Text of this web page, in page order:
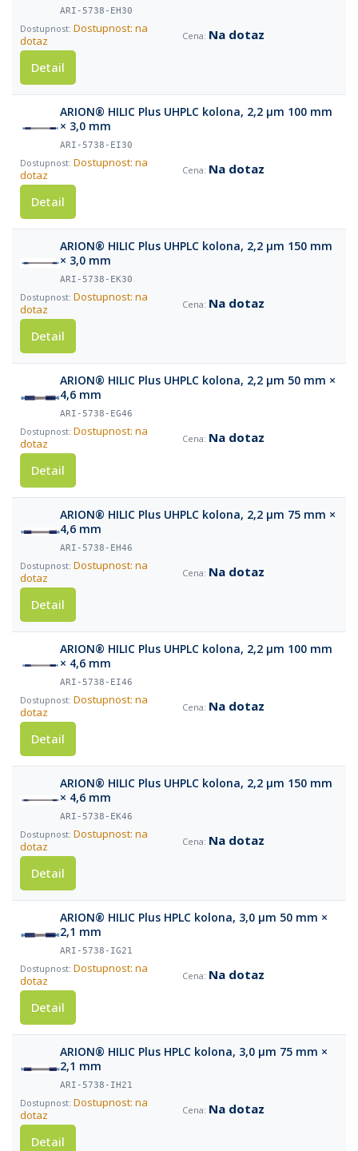
ARI-5738-EH30
Dostupnost: na
dotaz
Na dotaz
Detail
ARION® HILIC Plus UHPLC kolona, 2,2 µm 100 mm
× 3,0 mm
ARI-5738-EI30
Dostupnost: na
dotaz
Na dotaz
Detail
ARION® HILIC Plus UHPLC kolona, 2,2 µm 150 mm
× 3,0 mm
ARI-5738-EK30
Dostupnost: na
dotaz
Na dotaz
Detail
ARION® HILIC Plus UHPLC kolona, 2,2 µm 50 mm ×
4,6 mm
ARI-5738-EG46
Dostupnost: na
dotaz
Na dotaz
Detail
ARION® HILIC Plus UHPLC kolona, 2,2 µm 75 mm ×
4,6 mm
ARI-5738-EH46
Dostupnost: na
dotaz
Na dotaz
Detail
ARION® HILIC Plus UHPLC kolona, 2,2 µm 100 mm
× 4,6 mm
ARI-5738-EI46
Dostupnost: na
dotaz
Na dotaz
Detail
ARION® HILIC Plus UHPLC kolona, 2,2 µm 150 mm
× 4,6 mm
ARI-5738-EK46
Dostupnost: na
dotaz
Na dotaz
Detail
ARION® HILIC Plus HPLC kolona, 3,0 µm 50 mm ×
2,1 mm
ARI-5738-IG21
Dostupnost: na
dotaz
Na dotaz
Detail
ARION® HILIC Plus HPLC kolona, 3,0 µm 75 mm ×
2,1 mm
ARI-5738-IH21
Dostupnost: na
dotaz
Na dotaz
Detail